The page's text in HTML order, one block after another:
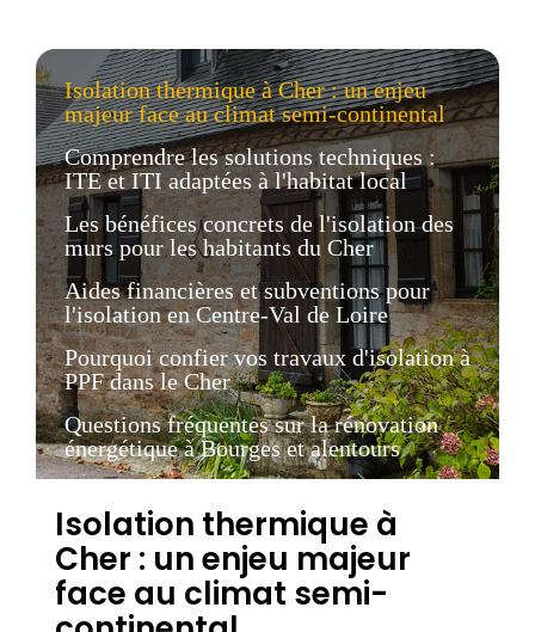
Isolation thermique à Cher : un enjeu
majeur face au climat semi-continental
Comprendre les solutions techniques :
ITE et ITI adaptées à l'habitat local
Les bénéfices concrets de l'isolation des
murs pour les habitants du Cher
Aides financières et subventions pour
l'isolation en Centre-Val de Loire
Pourquoi confier vos travaux d'isolation à
PPF dans le Cher
Questions fréquentes sur la rénovation
énergétique à Bourges et alentours
Isolation thermique à
Cher : un enjeu majeur
face au climat semi-